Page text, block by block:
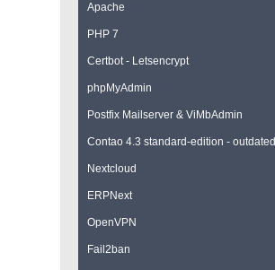
Apache
PHP 7
Certbot - Letsencrypt
phpMyAdmin
Postfix Mailserver & ViMbAdmin
Contao 4.3 standard-edition - outdated
Nextcloud
ERPNext
OpenVPN
Fail2ban